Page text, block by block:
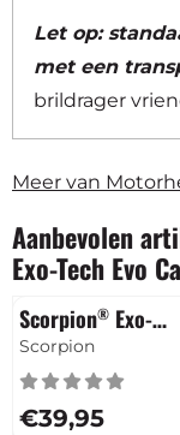
Let op:
met een
brildrager
Meer van
Aanbevolen
Exo-Tech Evo
Scorpion® Exo-
Tech/Pro/Carbon
Merk:
Scorpion
Prijs: 39,95
€39,95